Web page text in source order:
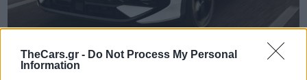
TheCars.gr - Do Not Process My Personal
Information